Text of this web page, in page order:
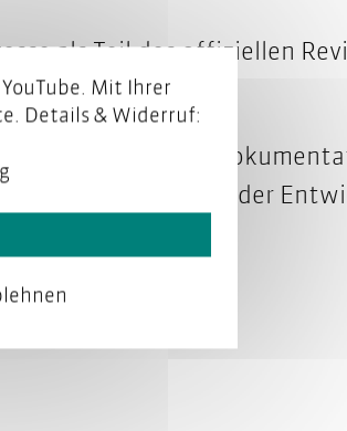
als Teil des offiziellen
und -
die Mitarbeiter der
wurden.
Mit Ihrer
Details & Widerruf: